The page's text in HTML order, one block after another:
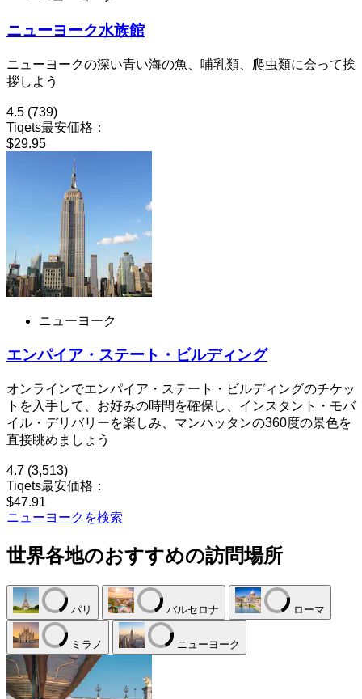
ニューヨーク水族館
ニューヨークの深い青い海の魚、哺乳類、爬虫類に会って挨
拶しよう
4.5 (739)
Tiqets最安価格：
$29.95
ニューヨーク
エンパイア・ステート・ビルディング
オンラインでエンパイア・ステート・ビルディングのチケッ
トを入手して、お好みの時間を確保し、インスタント・モバ
イル・デリバリーを楽しみ、マンハッタンの360度の景色を
直接眺めましょう
4.7 (3,513)
Tiqets最安価格：
$47.91
ニューヨークを検索
世界各地のおすすめの訪問場所
パリ バルセロナ ローマ
ミラノ ニューヨーク